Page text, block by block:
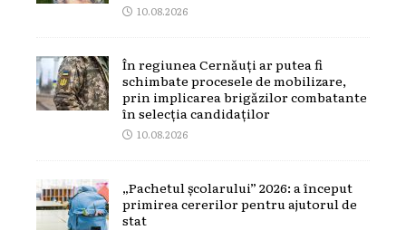
10.08.2026
În regiunea Cernăuți ar putea fi
schimbate procesele de mobilizare,
prin implicarea brigăzilor combatante
în selecția candidaților
10.08.2026
„Pachetul școlarului” 2026: a început
primirea cererilor pentru ajutorul de
stat